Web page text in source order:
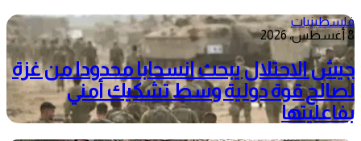
فلسطينيات
8 أغسطس، 2026
جيش الاحتلال يبحث انسحابا محدودا من غزة
لصالح قوة دولية وسط تشكيك أمني
بفاعليتها